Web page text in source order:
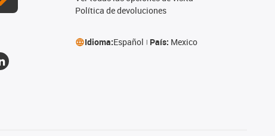
Política de devoluciones
Idioma:Español País: Mexico